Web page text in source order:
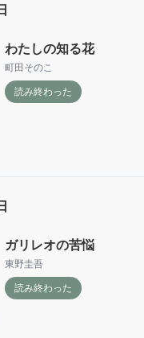
わたしの知る花
町田そのこ
読み終わった
ガリレオの苦悩
東野圭吾
読み終わった